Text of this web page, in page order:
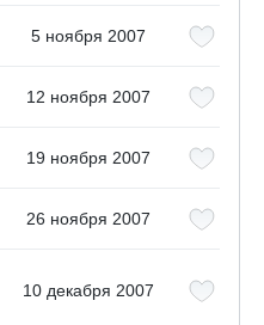
5 ноября 2007
12 ноября 2007
19 ноября 2007
26 ноября 2007
10 декабря 2007